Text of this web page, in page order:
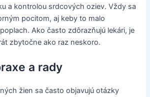
a kontrolou srdcových oziev. Vždy sa
pocitom, aj keby to malo
Ako často zdôrazňujú lekári, je
zbytočne ako raz neskoro.
a rady
žien sa často objavujú otázky